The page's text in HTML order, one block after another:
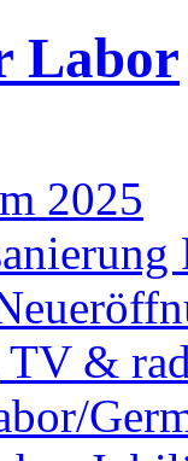
Labor
2025
TV &